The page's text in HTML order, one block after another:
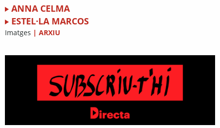
ANNA CELMA
ESTEL·LA MARCOS
Imatges | ARXIU